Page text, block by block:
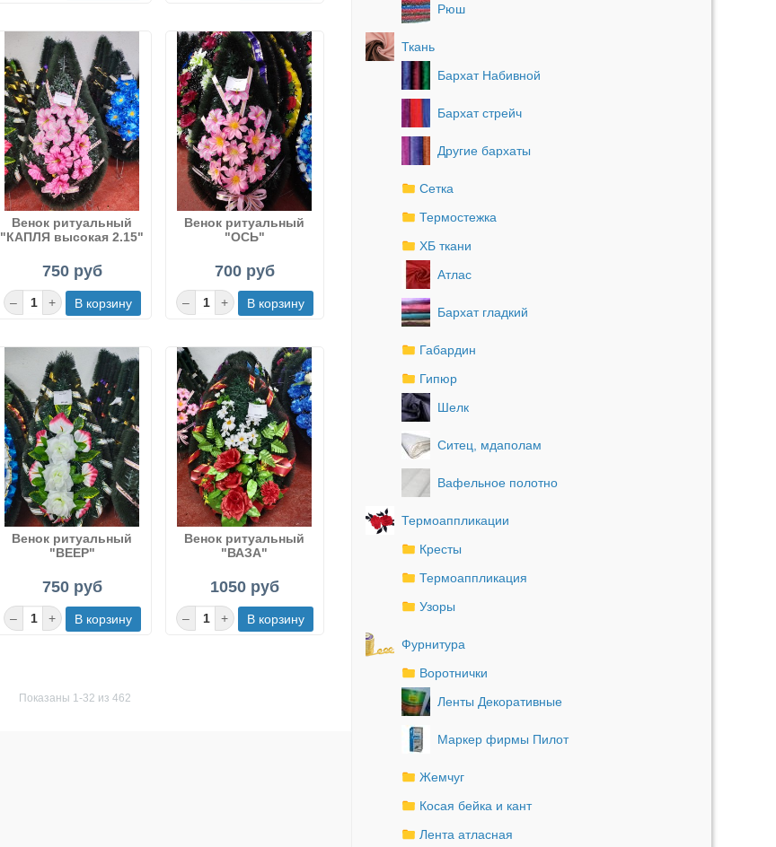
Венок ритуальный
"КАПЛЯ высокая 2.15"
750 руб
Венок ритуальный
"ОСЬ"
700 руб
Венок ритуальный
"ВЕЕР"
750 руб
Венок ритуальный
"ВАЗА"
1050 руб
Показаны 1-32 из 462
Рюш
Ткань
Бархат Набивной
Бархат стрейч
Другие бархаты
Сетка
Термостежка
ХБ ткани
Атлас
Бархат гладкий
Габардин
Гипюр
Шелк
Ситец, мдаполам
Вафельное полотно
Термоаппликации
Кресты
Термоаппликация
Узоры
Фурнитура
Воротнички
Ленты Декоративные
Маркер фирмы Пилот
Жемчуг
Косая бейка и кант
Лента атласная